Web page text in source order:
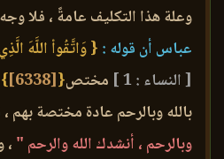
وعلة هذا التكليف عامةً ، فلا
عباس أن قوله : { وَاتَّقُواْ اللَّهَ
[ النساء : 1 ]
مختص{
[6338]
}
بالله وبالرحم عادة مختصة بهم ،
وبالرحم ، أنشدك الله والرحم "،